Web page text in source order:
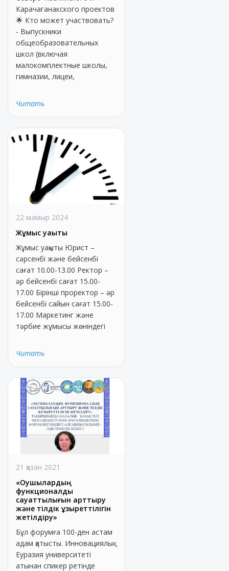
Карачаганакского проектов
🌟 Кто может участвовать?
- Выпускники
общеобразовательных
школ (включая
малокомплектные школы,
гимназии, лицеи,
Читать
22 мамыр 2024
Жұмыс уақыты
Жұмыс уақыты Юрист –
сәрсенбі және бейсенбі
сағат 10.00-13.00 Ректор –
әр бейсенбі сағат 15.00-
17.00 Бірінші проректор – әр
бейсенбі сайын сағат 15.00-
17.00 Маркетинг және
тәрбие жұмысы жөніндегі
Читать
21 қазан 2021
«Оқушылардың
функционалдық
сауаттылығын арттыру
және тілдік құзыреттілігін
жетілдіру»
Бұл форумға 100-ден астам
адам қатысты. Инновациялық
Еуразия университеті
атынан спикер ретінде